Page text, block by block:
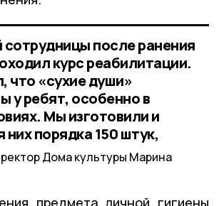
после ранения
курс реабилитации.
что «сухие души»
у ребят, особенно в
Мы изготовили и
них порядка 150 штук,
Дома культуры Марина